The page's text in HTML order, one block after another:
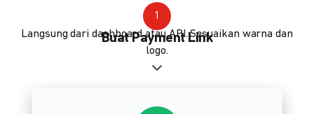
1
Buat Payment Link
Langsung dari dashboard atau API. Sesuaikan warna dan
logo.